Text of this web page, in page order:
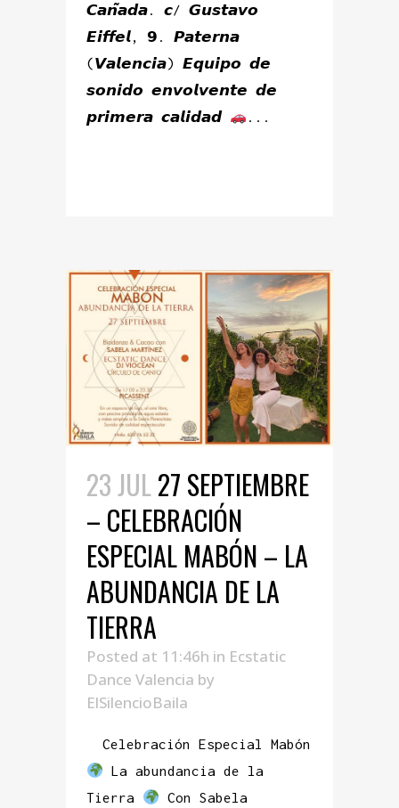
𝘾𝙖𝙣̃𝙖𝙙𝙖. 𝙘/ 𝙂𝙪𝙨𝙩𝙖𝙫𝙤
𝙀𝙞𝙛𝙛𝙚𝙡, 𝟵. 𝙋𝙖𝙩𝙚𝙧𝙣𝙖
(𝙑𝙖𝙡𝙚𝙣𝙘𝙞𝙖) 𝙀𝙦𝙪𝙞𝙥𝙤 𝙙𝙚
𝙨𝙤𝙣𝙞𝙙𝙤 𝙚𝙣𝙫𝙤𝙡𝙫𝙚𝙣𝙩𝙚 𝙙𝙚
𝙥𝙧𝙞𝙢𝙚𝙧𝙖 𝙘𝙖𝙡𝙞𝙙𝙖𝙙
...
23 JUL27 SEPTIEMBRE
– CELEBRACIÓN
ESPECIAL MABÓN – LA
ABUNDANCIA DE LA
TIERRA
Posted at 11:46h in Ecstatic
Dance Valencia by
ElSilencioBaila
Celebración Especial Mabón
La abundancia de la
Tierra
Con Sabela